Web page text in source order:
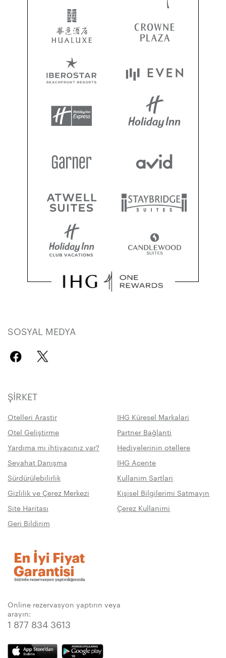
SOSYAL MEDYA
ŞIRKET
Otelleri Arastir
IHG Küresel Markalari
Otel Geliştirme
Partner Bağlanti
Yardıma mı ihtiyacınız var?
Hediyelerinin otellere
Seyahat Danışma
IHG Acente
Sürdürülebilirlik
Kullanim Sartlari
Gizlilik ve Çerez Merkezi
Kişisel Bilgilerimi Satmayın
Site Haritası
Çerez Kullanimi
Geri Bildirim
Online rezervasyon yaptırın veya
arayın:
1 877 834 3613